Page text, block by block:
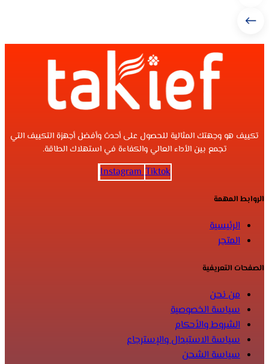
تكييف هو وجهتك المثالية للحصول على أحدث وأفضل أجهزة التكييف التي
تجمع بين الأداء العالي والكفاءة في استهلاك الطاقة.
Instagram Tiktok
الروابط المهمة
الرئيسية
المتجر
الصفحات التعريفية
من نحن
سياسة الخصوصية
الشروط والأحكام
سياسة الاستبدال والإسترجاع
سياسة الشحن